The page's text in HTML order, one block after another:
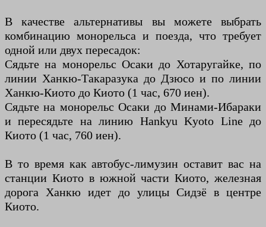
В качестве альтернативы вы можете выбрать
комбинацию монорельса и поезда, что требует
одной или двух пересадок:
Сядьте на монорельс Осаки до Хотаругайке, по
линии Ханкю-Такаразука до Дзюсо и по линии
Ханкю-Киото до Киото (1 час, 670 иен).
Сядьте на монорельс Осаки до Минами-Ибараки
и пересядьте на линию Hankyu Kyoto Line до
Киото (1 час, 760 иен).
В то время как автобус-лимузин оставит вас на
станции Киото в южной части Киото, железная
дорога Ханкю идет до улицы Сидзё в центре
Киото.